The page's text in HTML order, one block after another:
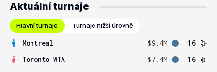
Aktuální turnaje
Hlavní turnaje Turnaje nižší úrovně
Montreal $9.4M
16
Toronto WTA
$7.4M 16